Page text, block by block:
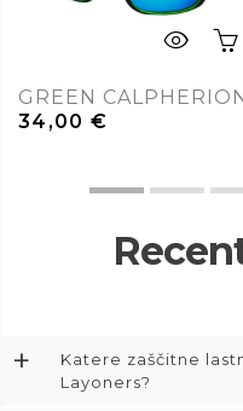
GREEN
34,00€
+
Katere zaščitne
Layoners?